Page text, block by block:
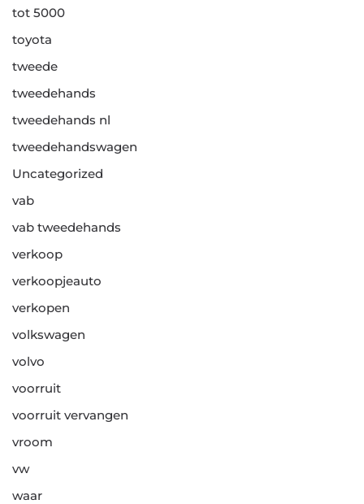
tot 5000
toyota
tweede
tweedehands
tweedehands nl
tweedehandswagen
Uncategorized
vab
vab tweedehands
verkoop
verkoopjeauto
verkopen
volkswagen
volvo
voorruit
voorruit vervangen
vroom
vw
waar